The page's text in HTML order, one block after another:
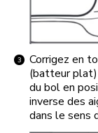
Corrigez en
(batteur plat)
du bol en
inverse des
dans le sens